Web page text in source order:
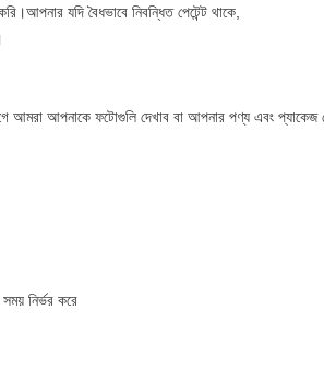
যদি বৈধভাবে নিবন্ধিত পেটেন্ট থাকে,
আপনাকে ফটোগুলি দেখাব বা আপনার পণ্য এবং প্যাকেজ
নির্ভর করে